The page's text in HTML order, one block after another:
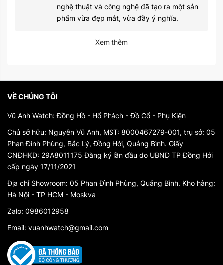
nghệ thuật và công nghệ đã tạo ra một sản
phẩm vừa đẹp mắt, vừa đầy ý nghĩa.
Xem thêm
VỀ CHÚNG TÔI
Vũ Anh Watch: Đồng Hồ - Hổ Phách - Đồ Cổ - Phụ Kiện
Chủ sở hữu: Nguyễn Vũ Anh, MST: 8000467279-001, trụ sở: 05
Phan Đình Phùng, Bắc Lý, Đồng Hới, Quảng Bình. Giấy
CNĐHKD: 29A8011175 Đăng ký lần đầu do UBND TP Đồng Hới
cấp ngày 17/11/2021
Địa chỉ Showroom: 05 Phan Đình Phùng, Quảng Bình. Kho hàng:
Hà Nội - TP HCM - Moskva
Zalo: 0986012958
Email: vuanhwatch@gmail.com